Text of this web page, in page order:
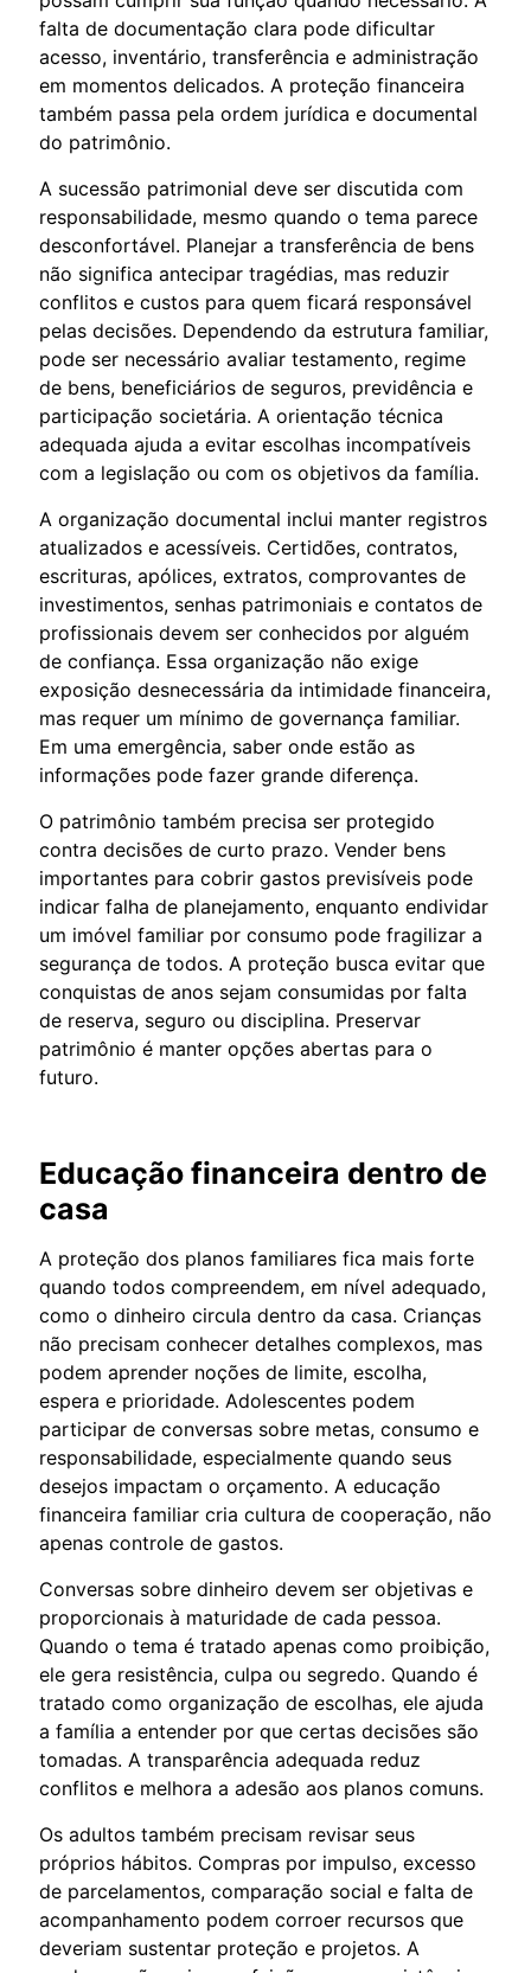
falta de documentação clara pode dificultar
acesso, inventário, transferência e administração
em momentos delicados. A proteção financeira
também passa pela ordem jurídica e documental
do patrimônio.
A sucessão patrimonial deve ser discutida com
responsabilidade, mesmo quando o tema parece
desconfortável. Planejar a transferência de bens
não significa antecipar tragédias, mas reduzir
conflitos e custos para quem ficará responsável
pelas decisões. Dependendo da estrutura familiar,
pode ser necessário avaliar testamento, regime
de bens, beneficiários de seguros, previdência e
participação societária. A orientação técnica
adequada ajuda a evitar escolhas incompatíveis
com a legislação ou com os objetivos da família.
A organização documental inclui manter registros
atualizados e acessíveis. Certidões, contratos,
escrituras, apólices, extratos, comprovantes de
investimentos, senhas patrimoniais e contatos de
profissionais devem ser conhecidos por alguém
de confiança. Essa organização não exige
exposição desnecessária da intimidade financeira,
mas requer um mínimo de governança familiar.
Em uma emergência, saber onde estão as
informações pode fazer grande diferença.
O patrimônio também precisa ser protegido
contra decisões de curto prazo. Vender bens
importantes para cobrir gastos previsíveis pode
indicar falha de planejamento, enquanto endividar
um imóvel familiar por consumo pode fragilizar a
segurança de todos. A proteção busca evitar que
conquistas de anos sejam consumidas por falta
de reserva, seguro ou disciplina. Preservar
patrimônio é manter opções abertas para o
futuro.
Educação financeira dentro de
casa
A proteção dos planos familiares fica mais forte
quando todos compreendem, em nível adequado,
como o dinheiro circula dentro da casa. Crianças
não precisam conhecer detalhes complexos, mas
podem aprender noções de limite, escolha,
espera e prioridade. Adolescentes podem
participar de conversas sobre metas, consumo e
responsabilidade, especialmente quando seus
desejos impactam o orçamento. A educação
financeira familiar cria cultura de cooperação, não
apenas controle de gastos.
Conversas sobre dinheiro devem ser objetivas e
proporcionais à maturidade de cada pessoa.
Quando o tema é tratado apenas como proibição,
ele gera resistência, culpa ou segredo. Quando é
tratado como organização de escolhas, ele ajuda
a família a entender por que certas decisões são
tomadas. A transparência adequada reduz
conflitos e melhora a adesão aos planos comuns.
Os adultos também precisam revisar seus
próprios hábitos. Compras por impulso, excesso
de parcelamentos, comparação social e falta de
acompanhamento podem corroer recursos que
deveriam sustentar proteção e projetos. A